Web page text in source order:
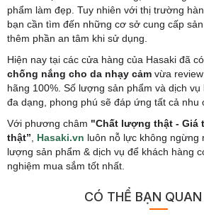
phẩm làm đẹp. Tuy nhiên với thị trường
bạn cần tìm đến những cơ sở cung cấp
thêm phần an tâm khi sử dụng.
Hiện nay tại các cửa hàng của Hasaki đã
chống nắng cho da nhạy cảm vừa
hãng 100%. Số lượng sản phẩm và dịch
đa dạng, phong phú sẽ đáp ứng tất cả nhu
Với phương châm "Chất lượng thật - Giá
thật”
Hasaki.vn luôn nỗ lực không ngừng
lượng sản phẩm & dịch vụ để khách hàng
nghiệm mua sắm tốt nhất.
CÓ THỂ BẠN